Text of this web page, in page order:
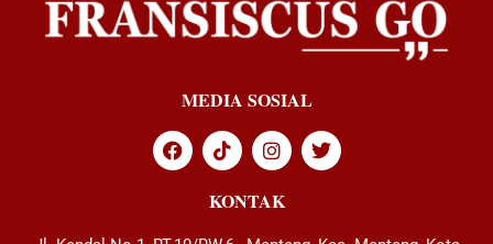
MEDIA SOSIAL
KONTAK